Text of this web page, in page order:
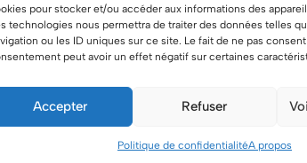
pour stocker et/ou accéder aux informations des
technologies nous permettra de traiter des données telles
ou les ID uniques sur ce site. Le fait de ne pas
peut avoir un effet négatif sur certaines
Accepter Refuser
Politique de confidentialitéA propos
C.D Château Princesse L.C Elsa